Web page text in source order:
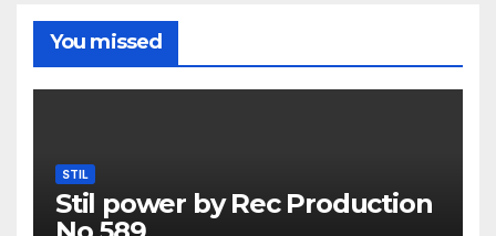
You missed
STIL
Stil power by Rec Production